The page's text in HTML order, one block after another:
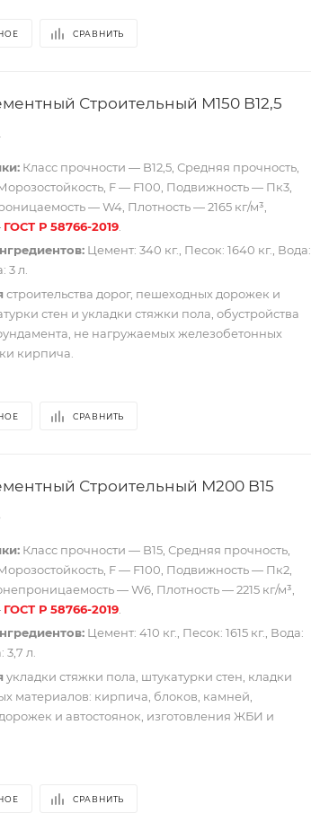
СРАВНИТЬ
Строительный М150 B12,5
Класс прочности — B12,5, Средняя прочность,
F — F100, Подвижность — Пк3,
— W4, Плотность — 2165 кг/м³,
ГОСТ Р 58766-2019
Цемент: 340 кг., Песок: 1640 кг., Вода:
3 л.
строительства дорог, пешеходных дорожек и
стен и укладки стяжки пола, обустройства
не нагружаемых железобетонных
кирпича.
СРАВНИТЬ
Строительный М200 B15
Класс прочности — B15, Средняя прочность,
F — F100, Подвижность — Пк2,
— W6, Плотность — 2215 кг/м³,
ГОСТ Р 58766-2019
Цемент: 410 кг., Песок: 1615 кг., Вода:
3,7 л.
укладки стяжки пола, штукатурки стен, кладки
материалов: кирпича, блоков, камней,
и автостоянок, изготовления ЖБИ и
СРАВНИТЬ